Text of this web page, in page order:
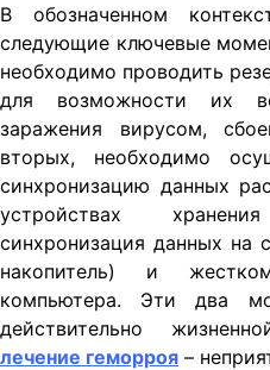
В обозначенном
следующие ключевые
необходимо проводить
для возможности их
заражения вирусом,
вторых, необходимо
синхронизацию данных
устройствах
синхронизация данных
накопитель) и
компьютера. Эти два
действительно
лечение геморроя –